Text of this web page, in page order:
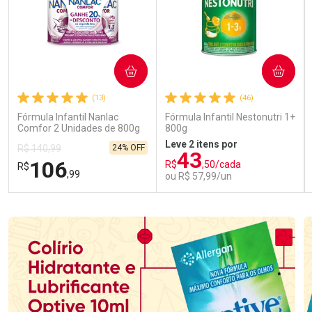
(13)
Fórmula Infantil Nanlac
Comfor 2 Unidades de 800g
R$ 140,99
R$106,99
24% OFF
COMPRAR
(46)
Fórmula Infantil Nestonutri 1+
800g
Leve 2 itens por
R$43,50/cada
ou R$ 57,99/un
COMPRAR
Laboratório
Por Menos